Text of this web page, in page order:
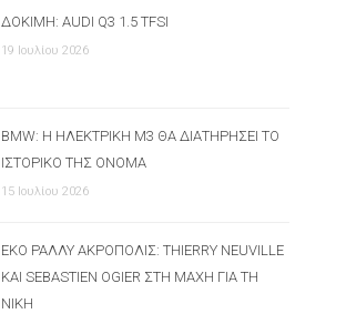
ΔΟΚΙΜΉ: AUDI Q3 1.5 TFSI
19 Ιουλίου 2026
BMW: Η ΗΛΕΚΤΡΙΚΉ M3 ΘΑ ΔΙΑΤΗΡΉΣΕΙ ΤΟ
ΙΣΤΟΡΙΚΌ ΤΗΣ ΌΝΟΜΑ
15 Ιουλίου 2026
ΕΚΟ ΡΆΛΛΥ ΑΚΡΌΠΟΛΙΣ: THIERRY NEUVILLE
ΚΑΙ SEBASTIEN OGIER ΣΤΗ ΜΆΧΗ ΓΙΑ ΤΗ
ΝΊΚΗ